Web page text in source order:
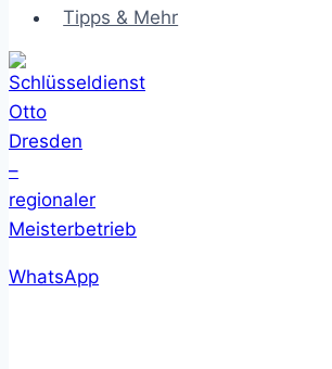
Tipps & Mehr
WhatsApp